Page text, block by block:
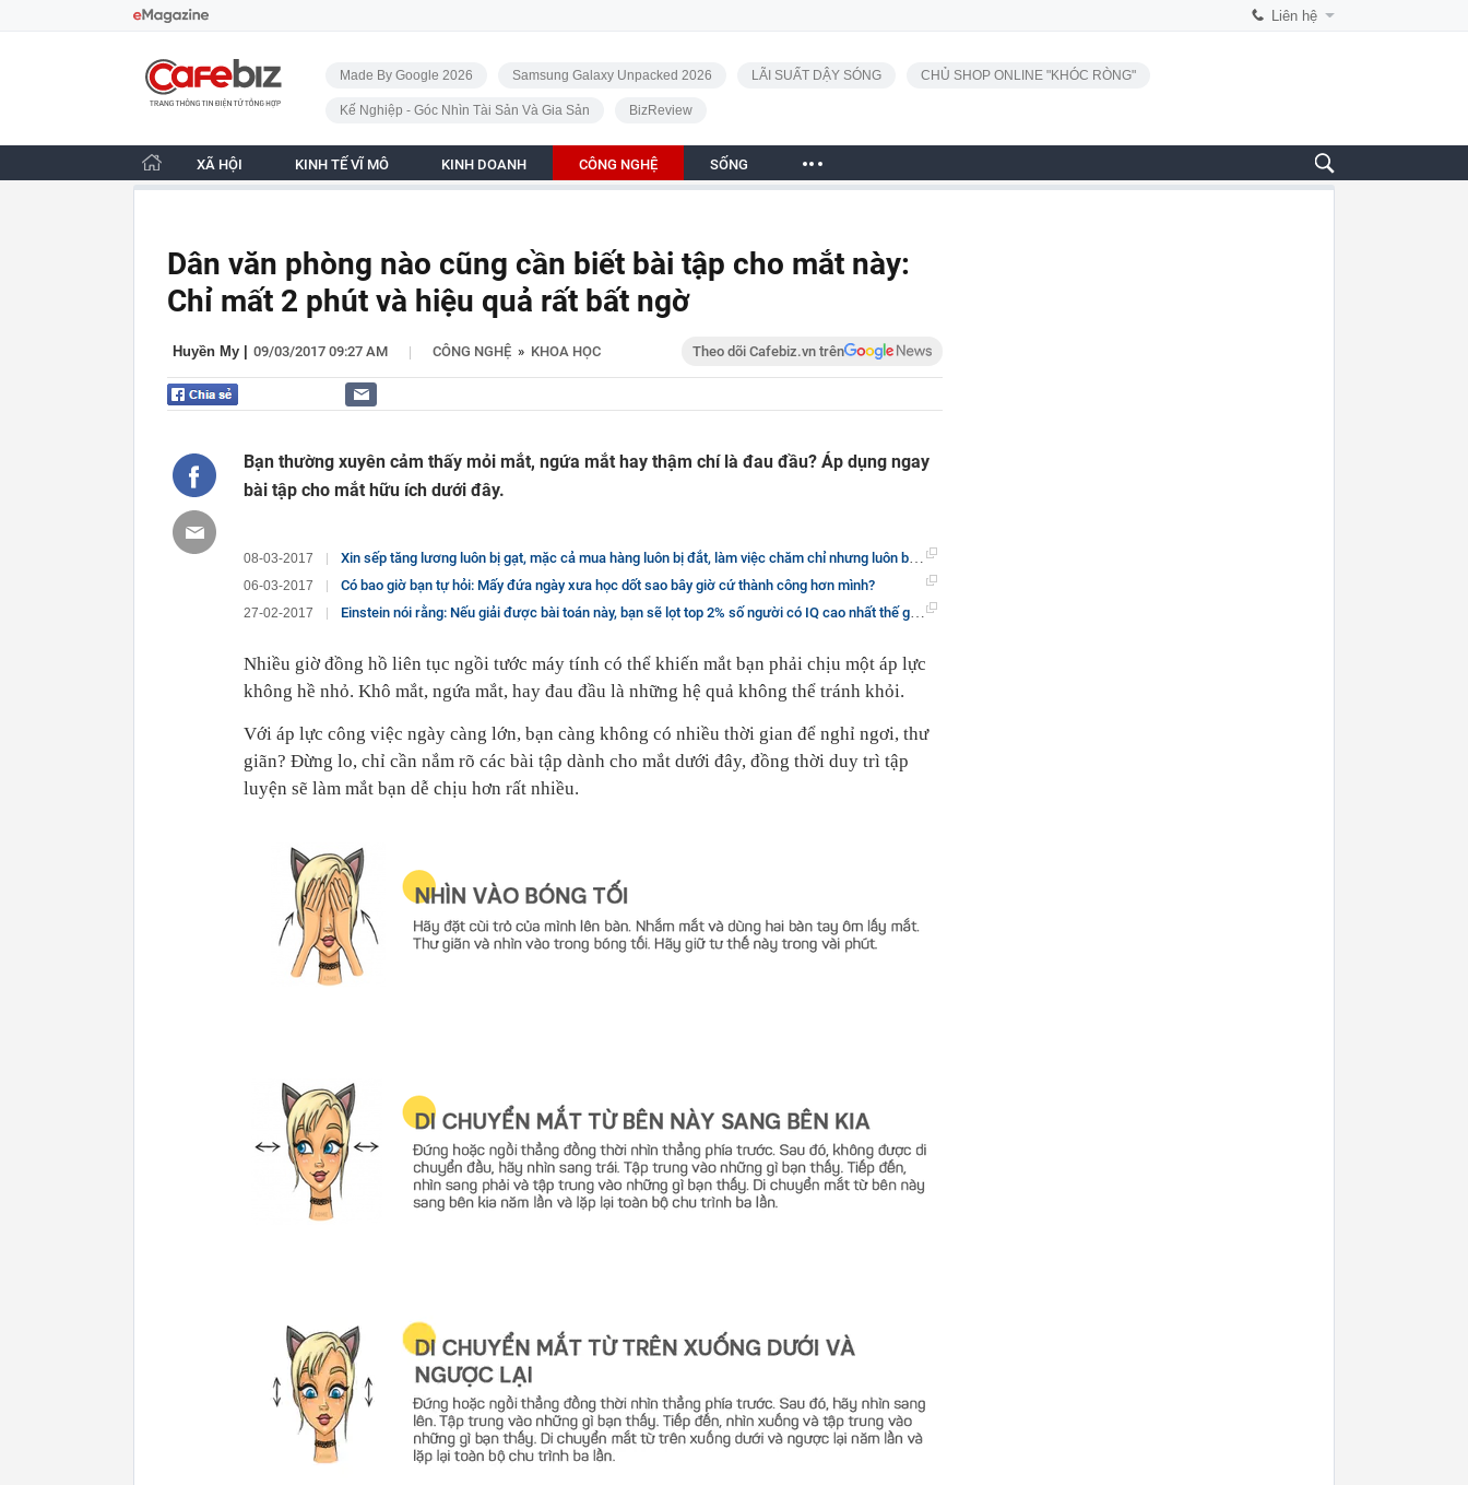
Liên hệ
CafeBiz - Trang chủ
Made By Google 2026 Samsung Galaxy Unpacked 2026 LÃI SUẤT DẬY SÓNG CHỦ SHOP ONLINE "KHÓC RÒNG"
Kế Nghiệp - Góc Nhìn Tài Sản Và Gia Sản BizReview
XÃ HỘI KINH TẾ VĨ MÔ KINH DOANH CÔNG NGHỆ SỐNG
Dân văn phòng nào cũng cần biết bài tập cho mắt này:
Chỉ mất 2 phút và hiệu quả rất bất ngờ
Huyền My 09/03/2017 09:27 AM | CÔNG NGHỆ » KHOA HỌC Theo dõi Cafebiz.vn trên
Bạn thường xuyên cảm thấy mỏi mắt, ngứa mắt hay thậm chí là đau đầu? Áp dụng ngay
bài tập cho mắt hữu ích dưới đây.
08-03-2017 Xin sếp tăng lương luôn bị gạt, mặc cả mua hàng luôn bị đắt, làm việc chăm chỉ nhưng luôn bị bắt nạt? Đừng lo, chỉ là bạn chưa biết 11 mẹo tâm lý này thôi
06-03-2017 Có bao giờ bạn tự hỏi: Mấy đứa ngày xưa học dốt sao bây giờ cứ thành công hơn mình?
27-02-2017 Einstein nói rằng: Nếu giải được bài toán này, bạn sẽ lọt top 2% số người có IQ cao nhất thế giới!
Nhiều giờ đồng hồ liên tục ngồi tước máy tính có thể khiến mắt bạn phải chịu một áp lực
không hề nhỏ. Khô mắt, ngứa mắt, hay đau đầu là những hệ quả không thể tránh khỏi.
Với áp lực công việc ngày càng lớn, bạn càng không có nhiều thời gian để nghỉ ngơi, thư
giãn? Đừng lo, chỉ cần nắm rõ các bài tập dành cho mắt dưới đây, đồng thời duy trì tập
luyện sẽ làm mắt bạn dễ chịu hơn rất nhiều.